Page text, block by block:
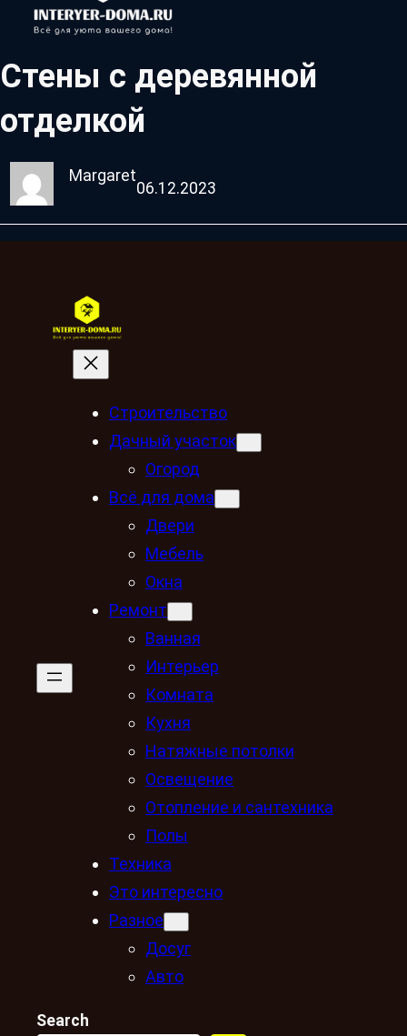
Стены с деревянной
отделкой
Margaret
06.12.2023
Строительство
Дачный участок
Огород
Всё для дома
Двери
Мебель
Окна
Ремонт
Ванная
Интерьер
Комната
Кухня
Натяжные потолки
Освещение
Отопление и сантехника
Полы
Техника
Это интересно
Разное
Досуг
Авто
Search